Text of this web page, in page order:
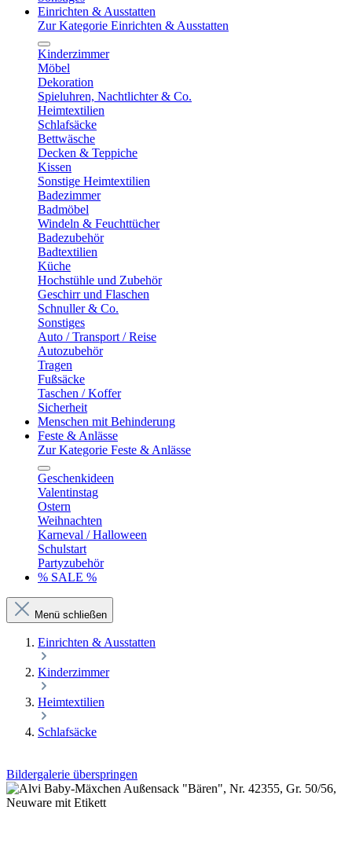
Einrichten & Ausstatten
Zur Kategorie Einrichten & Ausstatten
Kinderzimmer
Möbel
Dekoration
Spieluhren, Nachtlichter & Co.
Heimtextilien
Schlafsäcke
Bettwäsche
Decken & Teppiche
Kissen
Sonstige Heimtextilien
Badezimmer
Badmöbel
Windeln & Feuchttücher
Badezubehör
Badtextilien
Küche
Hochstühle und Zubehör
Geschirr und Flaschen
Schnuller & Co.
Sonstiges
Auto / Transport / Reise
Autozubehör
Tragen
Fußsäcke
Taschen / Koffer
Sicherheit
Menschen mit Behinderung
Feste & Anlässe
Zur Kategorie Feste & Anlässe
Geschenkideen
Valentinstag
Ostern
Weihnachten
Karneval / Halloween
Schulstart
Partyzubehör
% SALE %
Menü schließen
Einrichten & Ausstatten
Kinderzimmer
Heimtextilien
Schlafsäcke
Bildergalerie überspringen